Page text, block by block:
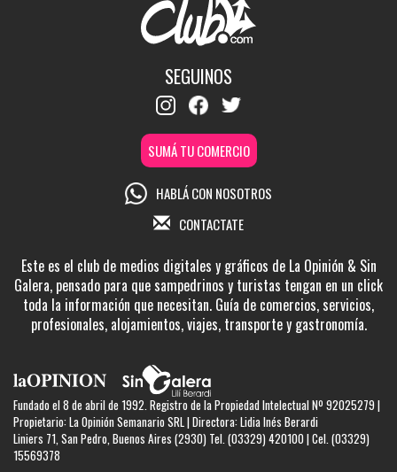
SEGUINOS
SUMÁ TU COMERCIO
HABLÁ CON NOSOTROS
CONTACTATE
Este es el club de medios digitales y gráficos de La Opinión & Sin
Galera, pensado para que sampedrinos y turistas tengan en un click
toda la información que necesitan. Guía de comercios, servicios,
profesionales, alojamientos, viajes, transporte y gastronomía.
Fundado el 8 de abril de 1992. Registro de la Propiedad Intelectual Nº 92025279 |
Propietario: La Opinión Semanario SRL | Directora: Lidia Inés Berardi
Liniers 71, San Pedro, Buenos Aires (2930) Tel. (03329) 420100 | Cel. (03329)
15569378